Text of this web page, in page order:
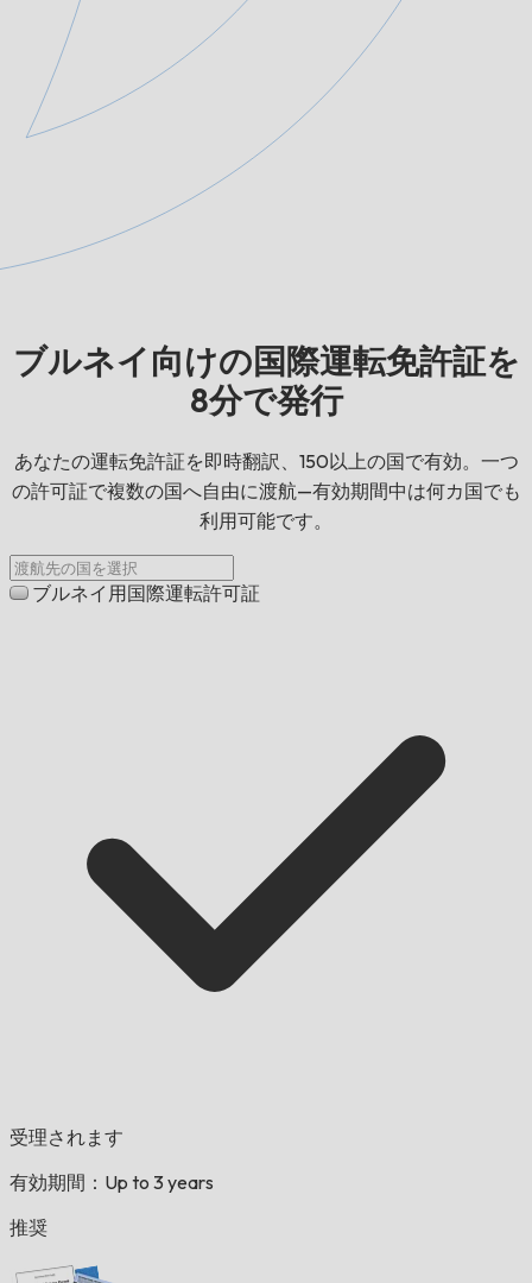
ブルネイ向けの国際運転免許証を
8分で発行
あなたの運転免許証を即時翻訳、150以上の国で有効。一つ
の許可証で複数の国へ自由に渡航—有効期間中は何カ国でも
利用可能です。
ブルネイ用国際運転許可証
受理されます
有効期間：Up to 3 years
推奨